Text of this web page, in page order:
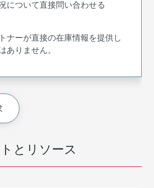
とリソース
について直接問い合わせる
ナーが直接の在庫情報を提供し
ありません。